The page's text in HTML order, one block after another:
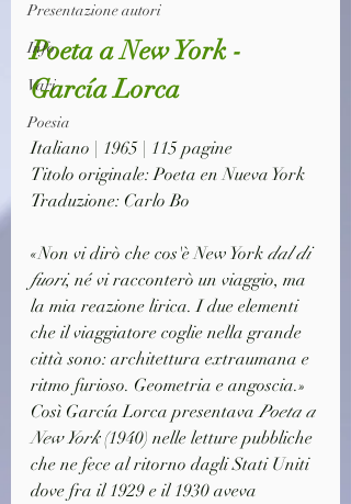
Presentazione autori
Info
Vari
Poesia
Poeta a New York -
García Lorca
Italiano | 1965 | 115 pagine
Titolo originale: Poeta en Nueva York
Traduzione: Carlo Bo
«Non vi dirò che cos'è New York dal di
fuori, né vi racconterò un viaggio, ma
la mia reazione lirica. I due elementi
che il viaggiatore coglie nella grande
città sono: architettura extraumana e
ritmo furioso. Geometria e angoscia.»
Così García Lorca presentava Poeta a
New York (1940) nelle letture pubbliche
che ne fece al ritorno dagli Stati Uniti
dove fra il 1929 e il 1930 aveva